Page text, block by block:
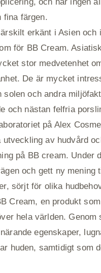
fina färgen.
erkänt i Asien och
för BB Cream.
stor medvetenhet
De är mycket
solen och andra
och nästan felfria
på Alex
av hudvård
på BB cream. Under
och gett ny mening
sörjt för olika
Cream, en produkt
hela världen. Genom
egenskaper,
huden, samtidigt som